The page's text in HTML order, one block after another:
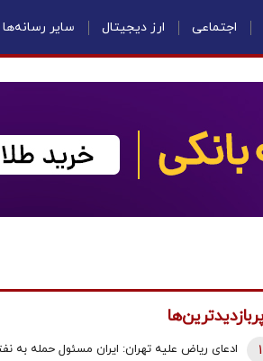
اجتماعی ارز دیجیتال سایر رسانه‌ها
ادعای ریاض علیه تهران: ایران مسئول
1